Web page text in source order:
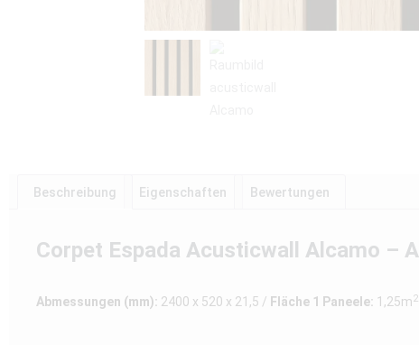
Beschreibung Eigenschaften Bewertungen
Corpet Espada Acusticwall Alcamo –
Abmessungen (mm): 2400 x 520 x 21,5 / Fläche 1 Paneele: 1,25m2